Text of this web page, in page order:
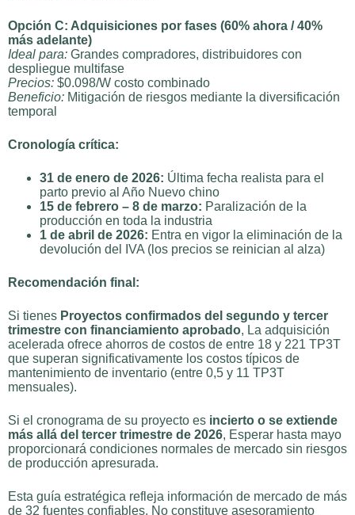
Opción C: Adquisiciones por fases (60% ahora / 40%
más adelante)
Ideal para: Grandes compradores, distribuidores con
despliegue multifase
Precios: $0.098/W costo combinado
Beneficio: Mitigación de riesgos mediante la diversificación
temporal
Cronología crítica:
31 de enero de 2026: Última fecha realista para el
parto previo al Año Nuevo chino
15 de febrero – 8 de marzo: Paralización de la
producción en toda la industria
1 de abril de 2026: Entra en vigor la eliminación de la
devolución del IVA (los precios se reinician al alza)
Recomendación final:
Si tienes Proyectos confirmados del segundo y tercer
trimestre con financiamiento aprobado, La adquisición
acelerada ofrece ahorros de costos de entre 18 y 221 TP3T
que superan significativamente los costos típicos de
mantenimiento de inventario (entre 0,5 y 11 TP3T
mensuales).
Si el cronograma de su proyecto es incierto o se extiende
más allá del tercer trimestre de 2026, Esperar hasta mayo
proporcionará condiciones normales de mercado sin riesgos
de producción apresurada.
Esta guía estratégica refleja información de mercado de más
de 32 fuentes confiables. No constituye asesoramiento